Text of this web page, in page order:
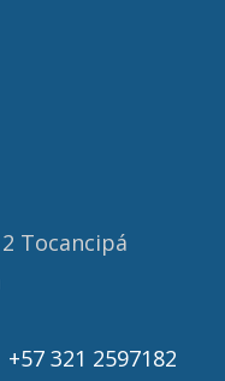
Tocancipá
321 2597182